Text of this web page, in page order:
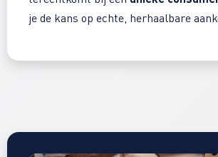
je de kans op echte, herhaalbare